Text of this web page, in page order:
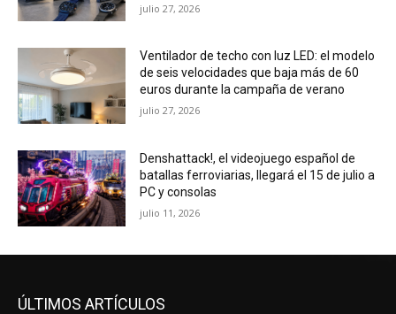
julio 27, 2026
Ventilador de techo con luz LED: el modelo
de seis velocidades que baja más de 60
euros durante la campaña de verano
julio 27, 2026
Denshattack!, el videojuego español de
batallas ferroviarias, llegará el 15 de julio a
PC y consolas
julio 11, 2026
ÚLTIMOS ARTÍCULOS